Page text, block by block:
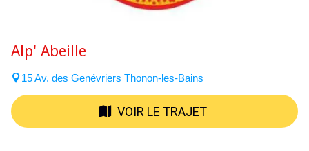
Alp' Abeille
15 Av. des Genévriers Thonon-les-Bains
VOIR LE TRAJET